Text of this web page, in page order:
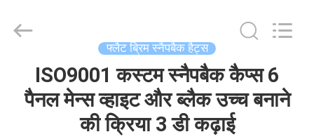
Manufacturing
फ्लैट ब्रिम स्नैपबैक हैट्स
ISO9001 कस्टम स्नैपबैक कैप्स 6
पैनल मेन्स व्हाइट और ब्लैक उच्च बनाने
की क्रिया 3 डी कढ़ाई